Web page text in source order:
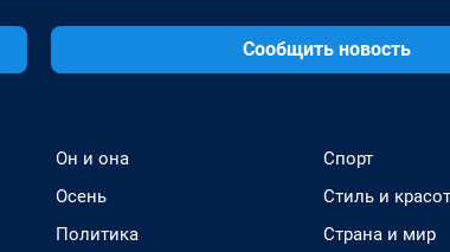
Сообщить новость
Он и она
Осень
Политика
Спорт
Стиль и
Страна и мир